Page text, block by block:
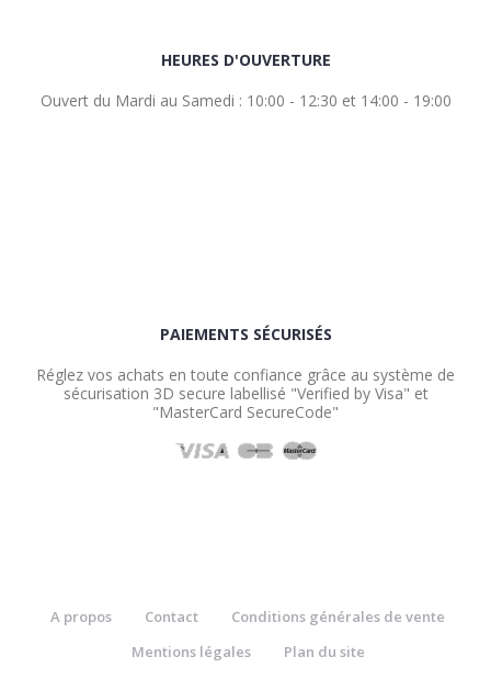
HEURES D'OUVERTURE
Ouvert du Mardi au Samedi : 10:00 - 12:30 et 14:00 - 19:00
PAIEMENTS SÉCURISÉS
Réglez vos achats en toute confiance grâce au système de
sécurisation 3D secure labellisé "Verified by Visa" et
"MasterCard SecureCode"
A propos Contact
Conditions générales de vente
Mentions légales
Plan du site